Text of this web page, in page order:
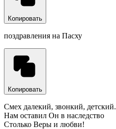
Копировать
поздравления на Пасху
Копировать
Смех далекий, звонкий, детский.
Нам оставил Он в наследство
Столько Веры и любви!